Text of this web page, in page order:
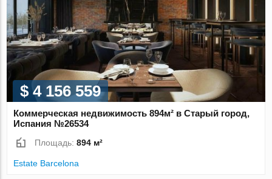
$ 4 156 559
Коммерческая недвижимость 894м² в Старый город,
Испания №26534
Площадь:894 м²
Estate Barcelona